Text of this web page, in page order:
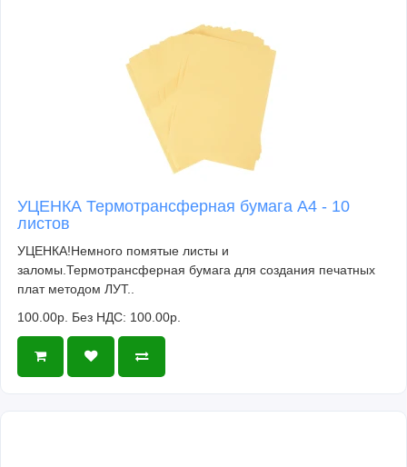
УЦЕНКА Термотрансферная бумага А4 - 10
листов
УЦЕНКА!Немного помятые листы и
заломы.Термотрансферная бумага для создания печатных
плат методом ЛУТ..
100.00р. Без НДС: 100.00р.